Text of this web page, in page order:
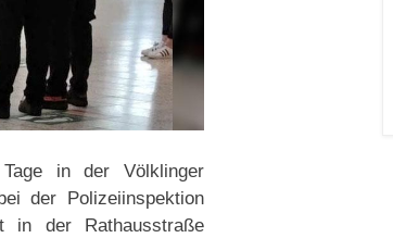
in der Völklinger
der Polizeiinspektion
in der Rathausstraße